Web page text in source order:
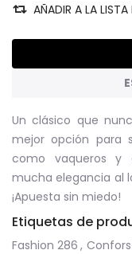
AÑADIR A LA
Un clásico que
mejor opción para
como vaqueros y
mucha elegancia al
¡Apuesta sin miedo!
Etiquetas de
Fashion 286 ,